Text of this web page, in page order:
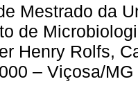
Mestrado da
de
Henry Rolfs,
– Viçosa/